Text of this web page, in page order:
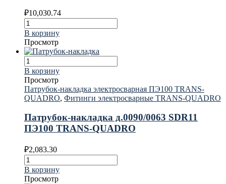
₽10,030.74
В корзину
Просмотр
В корзину
Просмотр
Патрубок-накладка электросварная ПЭ100 TRANS-
QUADRO, Фитинги электросварные TRANS-QUADRO
Патрубок-накладка д.0090/0063 SDR11
ПЭ100 TRANS-QUADRO
₽2,083.30
В корзину
Просмотр